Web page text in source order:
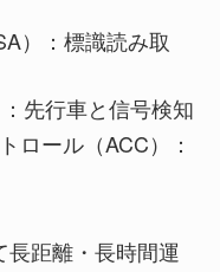
）：標識読み取
先行車と信号検知
ロール（ACC）：
長距離・長時間運